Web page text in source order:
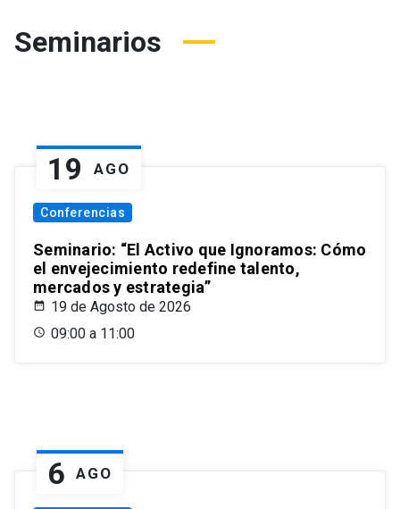
Seminarios
19 AGO
Conferencias
Seminario: “El Activo que Ignoramos: Cómo
el envejecimiento redefine talento,
mercados y estrategia”
19 de Agosto de 2026
09:00 a 11:00
6 AGO